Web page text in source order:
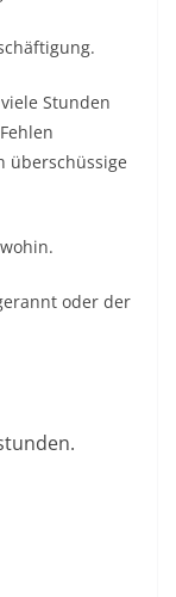
Stunden
überschüssige
oder der